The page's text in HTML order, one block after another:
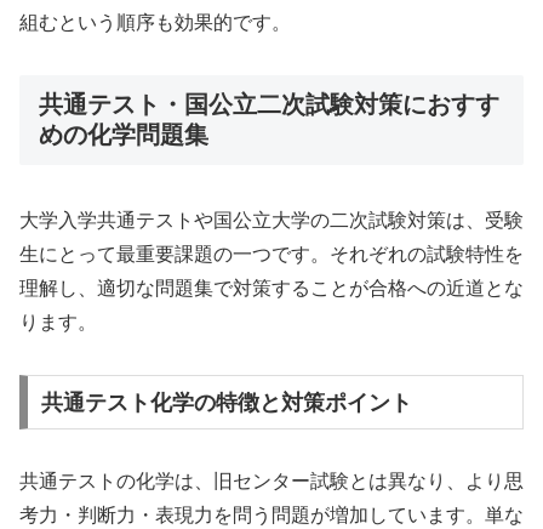
組むという順序も効果的です。
共通テスト・国公立二次試験対策におすす
めの化学問題集
大学入学共通テストや国公立大学の二次試験対策は、受験
生にとって最重要課題の一つです。それぞれの試験特性を
理解し、適切な問題集で対策することが合格への近道とな
ります。
共通テスト化学の特徴と対策ポイント
共通テストの化学は、旧センター試験とは異なり、より思
考力・判断力・表現力を問う問題が増加しています。単な